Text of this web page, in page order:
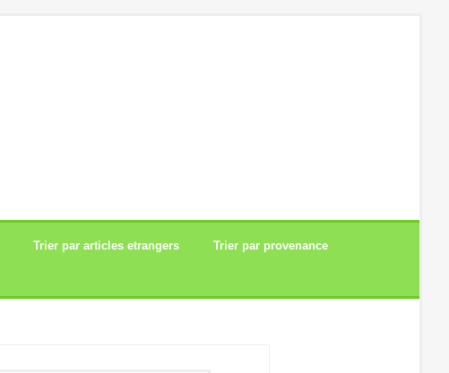
Trier par articles etrangers Trier par provenance